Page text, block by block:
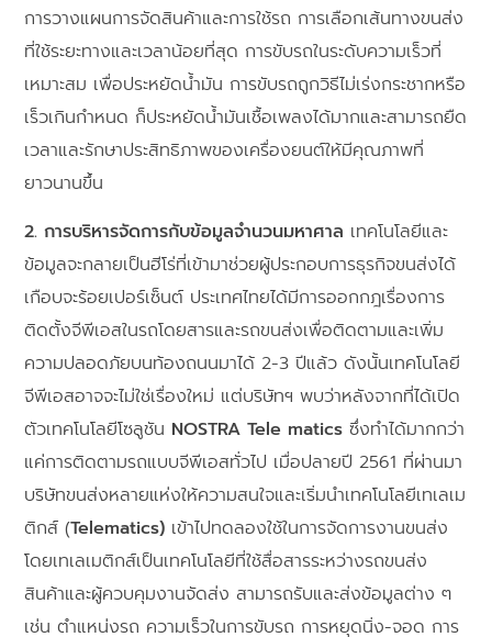
การวางแผนการจัดสินค้าและการใช้รถ การเลือกเส้นทางขนส่ง
ที่ใช้ระยะทางและเวลาน้อยที่สุด การขับรถในระดับความเร็วที่
เหมาะสม เพื่อประหยัดน้ำมัน การขับรถถูกวิธีไม่เร่งกระชากหรือ
เร็วเกินกำหนด ก็ประหยัดน้ำมันเชื้อเพลงได้มากและสามารถยืด
เวลาและรักษาประสิทธิภาพของเครื่องยนต์ให้มีคุณภาพที่
ยาวนานขึ้น
2. การบริหารจัดการกับข้อมูลจำนวนมหาศาล เทคโนโลยีและ
ข้อมูลจะกลายเป็นฮีโร่ที่เข้ามาช่วยผู้ประกอบการธุรกิจขนส่งได้
เกือบจะร้อยเปอร์เซ็นต์ ประเทศไทยได้มีการออกกฎเรื่องการ
ติดตั้งจีพีเอสในรถโดยสารและรถขนส่งเพื่อติดตามและเพิ่ม
ความปลอดภัยบนท้องถนนมาได้ 2-3 ปีแล้ว ดังนั้นเทคโนโลยี
จีพีเอสอาจจะไม่ใช่เรื่องใหม่ แต่บริษัทฯ พบว่าหลังจากที่ได้เปิด
ตัวเทคโนโลยีโซลูชัน NOSTRA Tele maticsซึ่งทำได้มากกว่า
แค่การติดตามรถแบบจีพีเอสทั่วไป เมื่อปลายปี 2561 ที่ผ่านมา
บริษัทขนส่งหลายแห่งให้ความสนใจและเริ่มนำเทคโนโลยีเทเลเม
ติกส์ (Telematics) เข้าไปทดลองใช้ในการจัดการงานขนส่ง
โดยเทเลเมติกส์เป็นเทคโนโลยีที่ใช้สื่อสารระหว่างรถขนส่ง
สินค้าและผู้ควบคุมงานจัดส่ง สามารถรับและส่งข้อมูลต่าง ๆ
เช่น ตำแหน่งรถ ความเร็วในการขับรถ การหยุดนิ่ง-จอด การ